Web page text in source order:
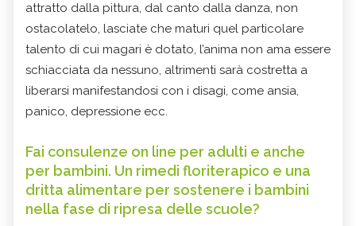
attratto dalla pittura, dal canto dalla danza, non
ostacolatelo, lasciate che maturi quel particolare
talento di cui magari è dotato, l’anima non ama essere
schiacciata da nessuno, altrimenti sarà costretta a
liberarsi manifestandosi con i disagi, come ansia,
panico, depressione ecc.
Fai consulenze on line per adulti e anche
per bambini. Un rimedi floriterapico e una
dritta alimentare per sostenere i bambini
nella fase di ripresa delle scuole?